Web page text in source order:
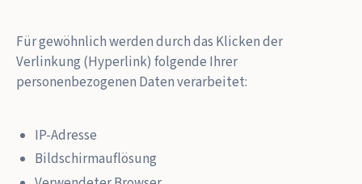
Für gewöhnlich werden durch das Klicken der
Verlinkung (Hyperlink) folgende Ihrer
personenbezogenen Daten verarbeitet:
IP-Adresse
Bildschirmauflösung